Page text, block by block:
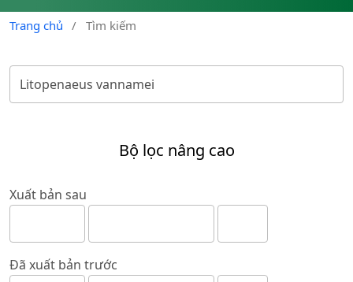
Trang chủ / Tìm kiếm
Bộ lọc nâng cao
Xuất bản sau
Đã xuất bản trước